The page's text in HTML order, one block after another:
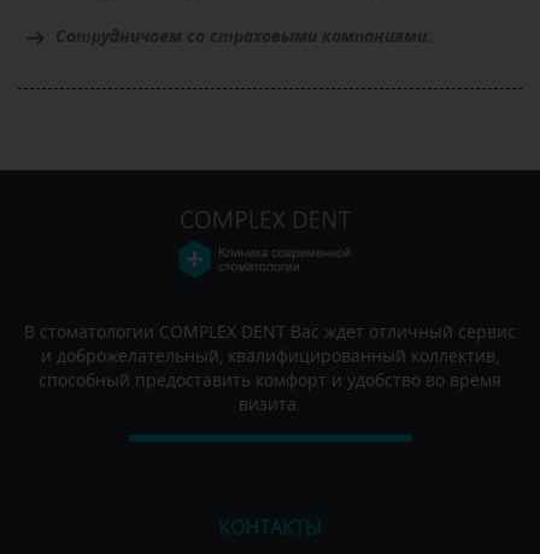
Сотрудничаем со страховыми компаниями.
В стоматологии COMPLEX DENT Вас ждет отличный сервис
и доброжелательный, квалифицированный коллектив,
способный предоставить комфорт и удобство во время
визита.
КОНТАКТЫ